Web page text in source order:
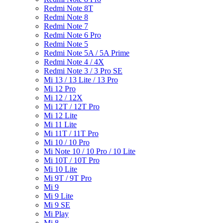
Redmi Note 8T
Redmi Note 8
Redmi Note 7
Redmi Note 6 Pro
Redmi Note 5
Redmi Note 5A / 5A Prime
Redmi Note 4 / 4X
Redmi Note 3 / 3 Pro SE
Mi 13 / 13 Lite / 13 Pro
Mi 12 Pro
Mi 12 / 12X
Mi 12T / 12T Pro
Mi 12 Lite
Mi 11 Lite
Mi 11T / 11T Pro
Mi 10 / 10 Pro
Mi Note 10 / 10 Pro / 10 Lite
Mi 10T / 10T Pro
Mi 10 Lite
Mi 9T / 9T Pro
Mi 9
Mi 9 Lite
Mi 9 SE
Mi Play